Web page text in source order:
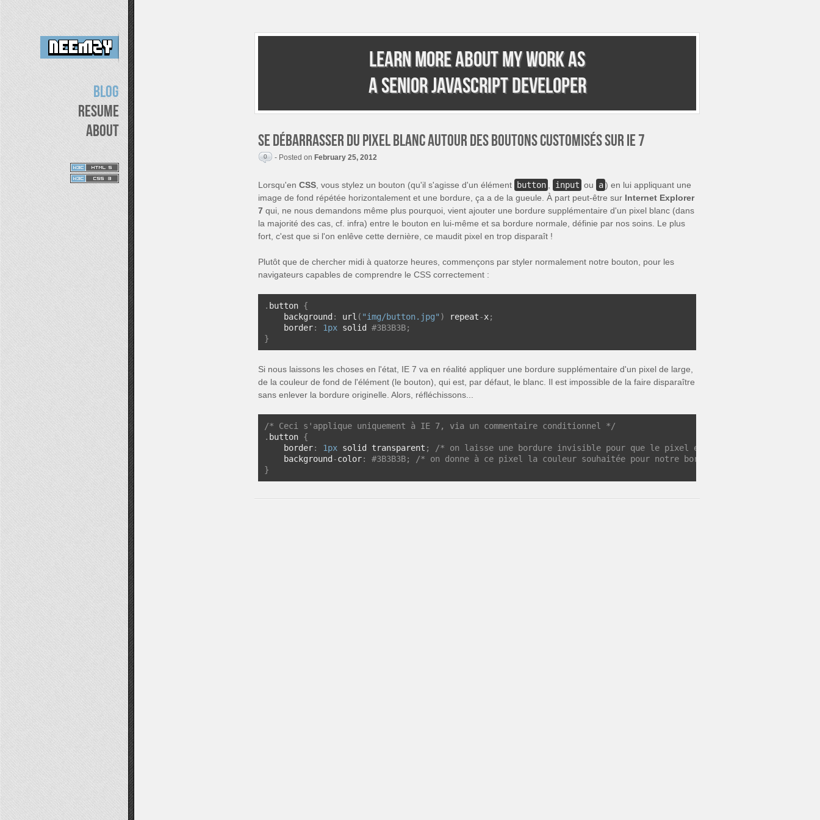
Blog
Resume
About
Learn more about my work as
a senior JavaScript developer
Se débarrasser du pixel blanc autour des boutons customisés sur IE 7
0 - Posted on February 25, 2012
Lorsqu'en CSS , vous stylez un bouton (qu'il s'agisse d'un élément button input ou a ) en lui appliquant une
image de fond répétée horizontalement et une bordure, ça a de la gueule. À part peut-être sur Internet Explorer
7 qui, ne nous demandons même plus pourquoi, vient ajouter une bordure supplémentaire d'un pixel blanc (dans
la majorité des cas, cf. infra) entre le bouton en lui-même et sa bordure normale, définie par nos soins. Le plus
fort, c'est que si l'on enlêve cette dernière, ce maudit pixel en trop disparaît !
Plutôt que de chercher midi à quatorze heures, commençons par styler normalement notre bouton, pour les
navigateurs capables de comprendre le CSS correctement :
. button {
    background
: url ( "img/button.jpg" ) repeat-x;
    border
: 1px solid #3B3B3B;
}
Si nous laissons les choses en l'état, IE 7 va en réalité appliquer une bordure supplémentaire d'un pixel de large,
de la couleur de fond de l'élément (le bouton), qui est, par défaut, le blanc. Il est impossible de la faire disparaître
sans enlever la bordure originelle. Alors, réfléchissons...
/* Ceci s'applique uniquement à IE 7, via un commentaire conditionnel */
. button {
    border
: 1px solid transparent ;
/* on laisse une bordure invisible pour que le pixel en trop reste */
    background
-color:
#3B3B3B; /* on donne à ce pixel la couleur souhaitée pour notre bordure */
}